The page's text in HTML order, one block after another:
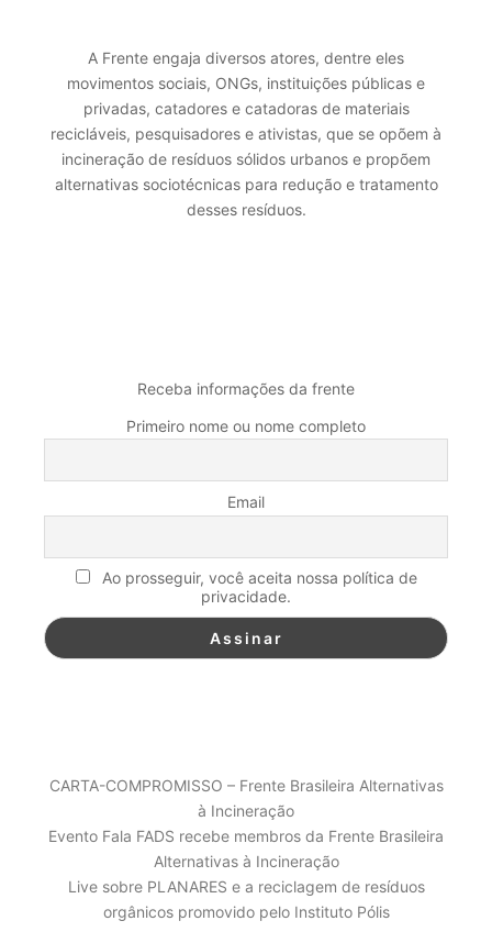
A Frente engaja diversos atores, dentre eles
movimentos sociais, ONGs, instituições públicas e
privadas, catadores e catadoras de materiais
recicláveis, pesquisadores e ativistas, que se opõem à
incineração de resíduos sólidos urbanos e propõem
alternativas sociotécnicas para redução e tratamento
desses resíduos.
Receba informações da frente
Primeiro nome ou nome completo
Email
Ao prosseguir, você aceita nossa política de
privacidade.
CARTA-COMPROMISSO – Frente Brasileira Alternativas
à Incineração
Evento Fala FADS recebe membros da Frente Brasileira
Alternativas à Incineração
Live sobre PLANARES e a reciclagem de resíduos
orgânicos promovido pelo Instituto Pólis